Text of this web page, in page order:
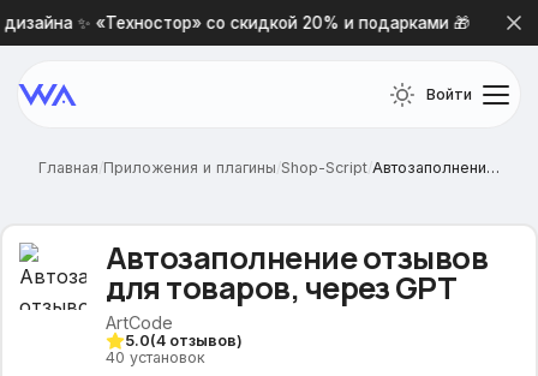
✨ «Техностор» со скидкой 20% и подарками 🎁
Войти
Главная/Приложения и плагины/Shop-Script/ Автозаполнение отзывов для товаров, через GPT
Автозаполнение отзывов
для товаров, через GPT
ArtCode
5.0(4отзывов)
40 установок